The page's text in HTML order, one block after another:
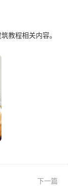
教程相关内容。
下一篇